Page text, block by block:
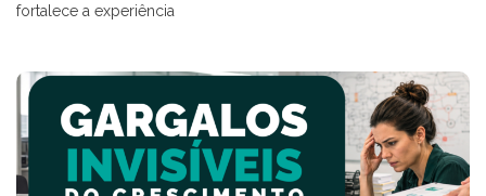
fortalece a experiência